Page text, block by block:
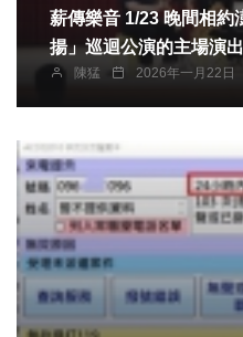
薪傳樂音 1/23 晚間相約澎湖縣
揚」巡迴公演的主場演
分在澎湖縣演藝廳正式
場，並於演出前 30 分鐘
陳猛 2026年一月22日